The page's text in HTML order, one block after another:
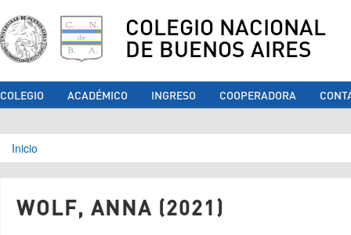
COLEGIO NACIONAL
DE BUENOS AIRES
COLEGIO ACADÉMICO INGRESO COOPERADORA
Se encuentra usted aquí
Inicio
WOLF, ANNA (2021)